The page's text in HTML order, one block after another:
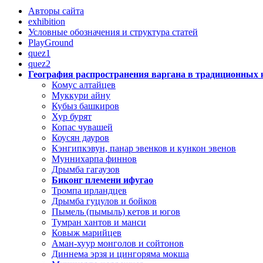
Авторы сайта
exhibition
Условные обозначения и структура статей
PlayGround
quez1
quez2
География распространения варгана в традиционных
Комус алтайцев
Муккури айну
Кубыз башкиров
Хур бурят
Копас чувашей
Коусян дауров
Кэнгипкэвун, панар эвенков и кункон эвенов
Муннихарпа финнов
Дрымба гагаузов
Биконг племени ифугао
Тромпа ирландцев
Дрымба гуцулов и бойков
Пымель (пымыль) кетов и югов
Тумран хантов и манси
Ковыж марийцев
Аман-хуур монголов и сойтонов
Диннема эрзя и цингоряма мокша